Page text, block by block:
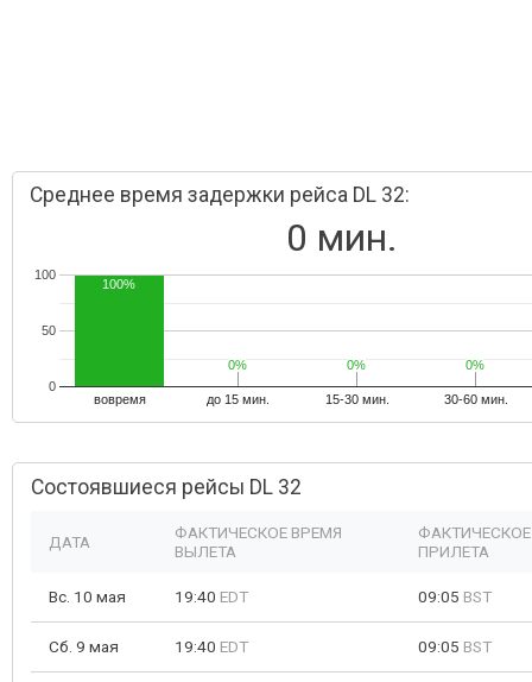
Среднее время задержки рейса DL 32:
0 мин.
вовремя до 15 мин. 15-30 мин. 30-60 мин.
0
50
100
100%
0%
0% 0%
0% 0%
0%
Состоявшиеся рейсы DL 32
ДАТА
ФАКТИЧЕСКОЕ ВРЕМЯ
ВЫЛЕТА
ПРИЛЕТА
Вс. 10 мая 19:40 EDT 09:05 BST
Сб. 9 мая 19:40 EDT 09:05 BST